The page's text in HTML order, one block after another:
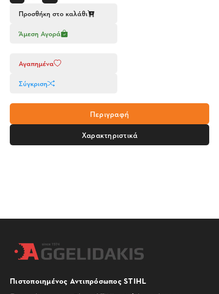
Προσθήκη στο καλάθι
Άμεση Αγορά
Αγαπημένα
Σύγκριση
Περιγραφή
Χαρακτηριστικά
Πιστοποιημένος Αντιπρόσωπος STIHL